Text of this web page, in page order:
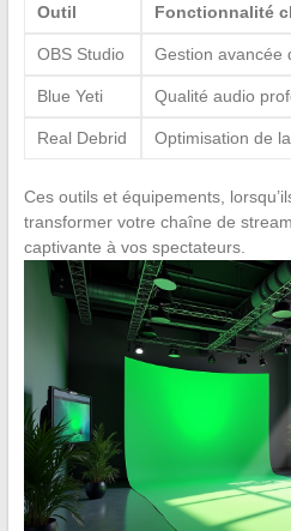
Outil Fonctionnalité
OBS Studio Gestion avancée
Blue Yeti Qualité audio
Real Debrid Optimisation de
Ces outils et équipements,
transformer votre chaîne de
captivante à vos spectateurs.